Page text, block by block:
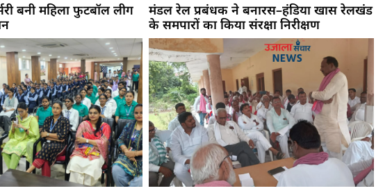
बनी महिला फुटबॉल लीग
मंडल रेल प्रबंधक ने बनारस–हंडिया खास रेलखंड
के समपारों का किया संरक्षा निरीक्षण